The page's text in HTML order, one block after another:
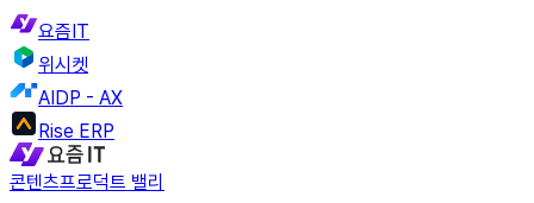
요즘IT
위시켓
AIDP - AX
Rise ERP
콘텐츠프로덕트 밸리